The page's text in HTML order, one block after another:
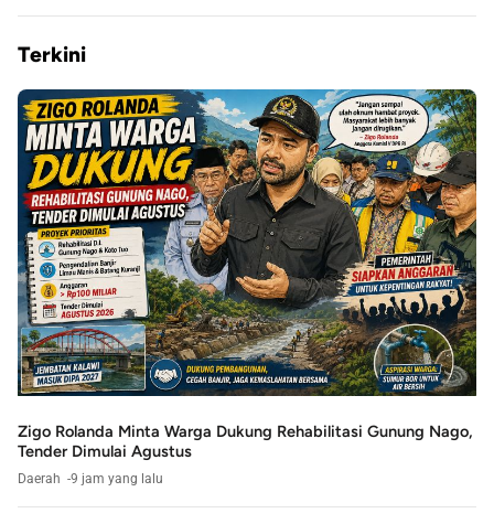
Terkini
Zigo Rolanda Minta Warga Dukung Rehabilitasi Gunung Nago,
Tender Dimulai Agustus
Daerah 9 jam yang lalu